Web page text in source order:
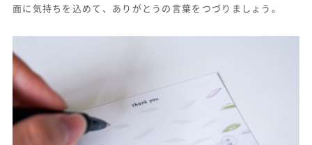
面に気持ちを込めて、ありがとうの言葉をつづりましょう。